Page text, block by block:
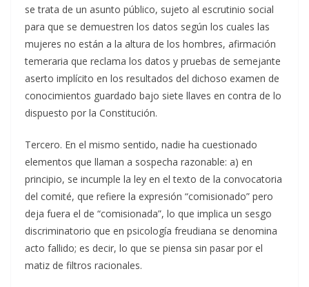
se trata de un asunto público, sujeto al escrutinio social
para que se demuestren los datos según los cuales las
mujeres no están a la altura de los hombres, afirmación
temeraria que reclama los datos y pruebas de semejante
aserto implícito en los resultados del dichoso examen de
conocimientos guardado bajo siete llaves en contra de lo
dispuesto por la Constitución.
Tercero. En el mismo sentido, nadie ha cuestionado
elementos que llaman a sospecha razonable: a) en
principio, se incumple la ley en el texto de la convocatoria
del comité, que refiere la expresión “comisionado” pero
deja fuera el de “comisionada”, lo que implica un sesgo
discriminatorio que en psicología freudiana se denomina
acto fallido; es decir, lo que se piensa sin pasar por el
matiz de filtros racionales.